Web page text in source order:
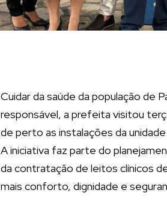
Cuidar da saúde da população de
responsável, a prefeita visitou
de perto as instalações da
A iniciativa faz parte do
da contratação de leitos clínicos
mais conforto, dignidade e